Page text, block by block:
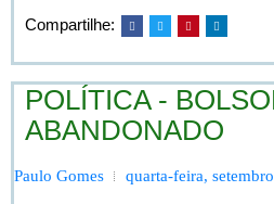
Compartilhe:
POLÍTICA -
ABANDONADO
Paulo Gomes quarta-feira,